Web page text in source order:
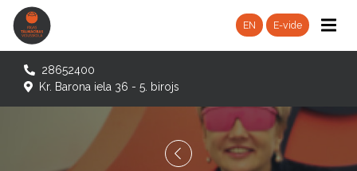
EN E-vide
28652400
Kr. Barona iela 36 - 5. birojs